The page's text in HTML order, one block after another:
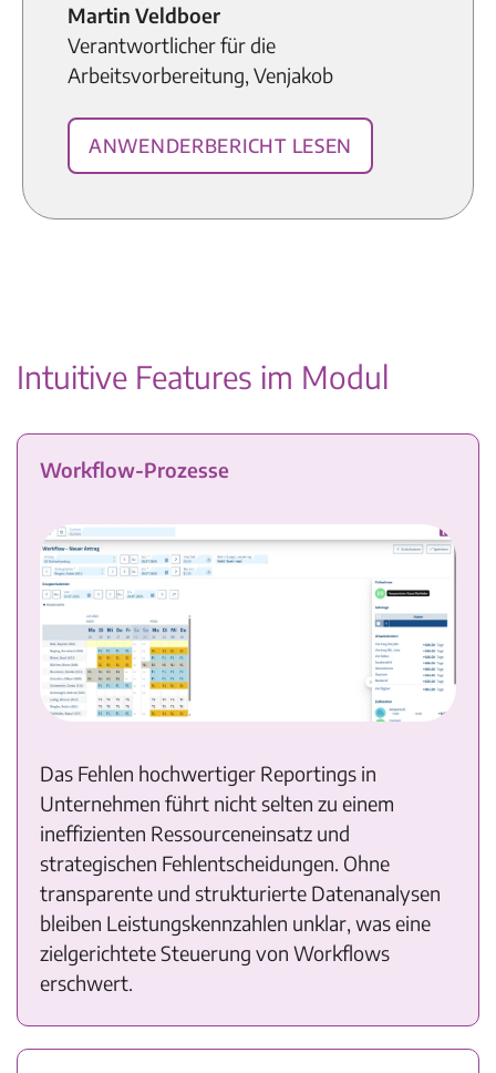
Martin Veldboer
Verantwortlicher für die
Arbeitsvorbereitung, Venjakob
Anwenderbericht lesen
Intuitive Features im Modul
Workflow-Prozesse
Das Fehlen hochwertiger Reportings in
Unternehmen führt nicht selten zu einem
ineffizienten Ressourceneinsatz und
strategischen Fehlentscheidungen. Ohne
transparente und strukturierte Datenanalysen
bleiben Leistungskennzahlen unklar, was eine
zielgerichtete Steuerung von Workflows
erschwert.